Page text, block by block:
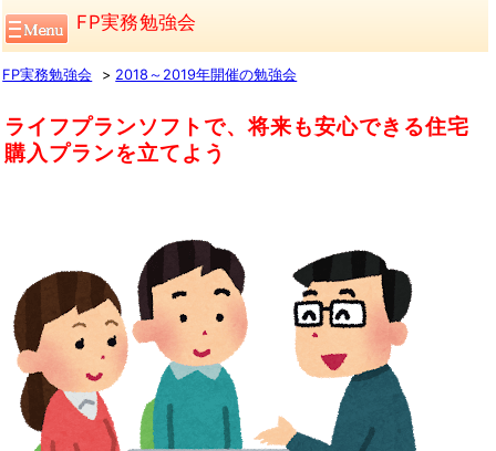
FP実務勉強会
FP実務勉強会 2018～2019年開催の勉強会
ライフプランソフトで、将来も安心できる住宅
購入プランを立てよう